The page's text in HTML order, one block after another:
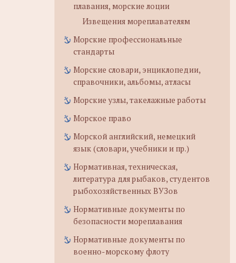
плавания, морские лоции
Извещения мореплавателям
Морские профессиональные
стандарты
Морские словари, энциклопедии,
справочники, альбомы, атласы
Морские узлы, такелажные работы
Морское право
Морской английский, немецкий
язык (словари, учебники и пр.)
Нормативная, техническая,
литература для рыбаков, студентов
рыбохозяйственных ВУЗов
Нормативные документы по
безопасности мореплавания
Нормативные документы по
военно-морскому флоту